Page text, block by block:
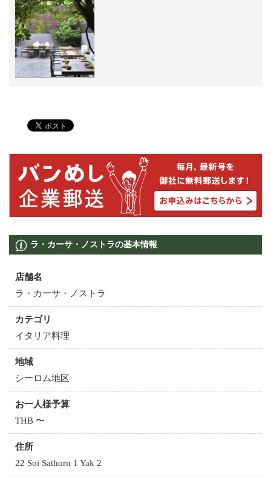
ラ・カーサ・ノストラの基本情報
店舗名
ラ・カーサ・ノストラ
カテゴリ
イタリア料理
地域
シーロム地区
お一人様予算
THB 〜
住所
22 Soi Sathorn 1 Yak 2